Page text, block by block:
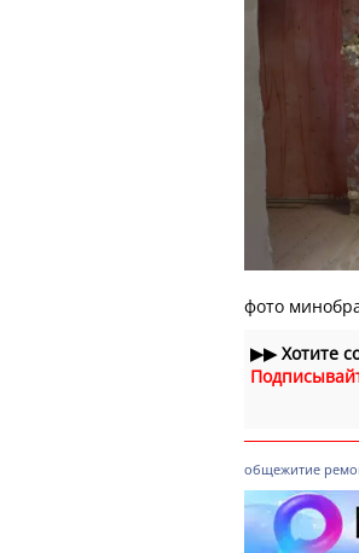
фото
▶▶Хотите
общежитие